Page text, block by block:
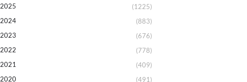
2025
(1225)
2024
(883)
2023
(676)
2022
(778)
2021
(409)
2020
(491)